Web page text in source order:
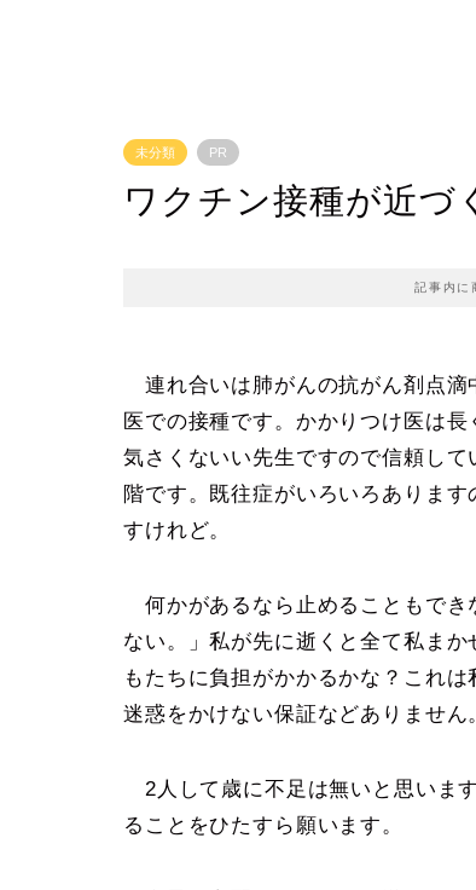
未分類 PR
ワクチン接種が近づ
記事内に
連れ合いは肺がんの抗がん剤点滴
医での接種です。かかりつけ医は
気さくないい先生ですので信頼し
階です。既往症がいろいろありま
すけれど。
何かがあるなら止めることもでき
ない。」私が先に逝くと全て私ま
もたちに負担がかかるかな？これ
迷惑をかけない保証などありません
2人して歳に不足は無いと思いま
ることをひたすら願います。